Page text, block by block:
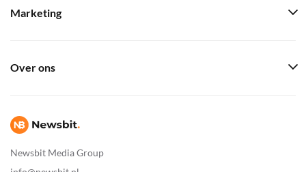
Newsbit Media Group
Marketing
Over ons